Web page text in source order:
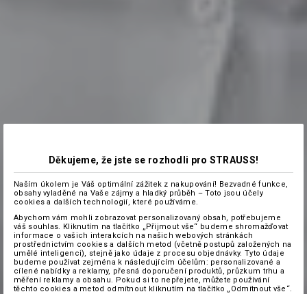
Děkujeme, že jste se rozhodli pro STRAUSS!
Naším úkolem je Váš optimální zážitek z nakupování! Bezvadné funkce,
obsahy vyladěné na Vaše zájmy a hladký průběh – Toto jsou účely
cookies a dalších technologií, které používáme.
Abychom vám mohli zobrazovat personalizovaný obsah, potřebujeme
váš souhlas. Kliknutím na tlačítko „Přijmout vše“ budeme shromažďovat
informace o vašich interakcích na našich webových stránkách
prostřednictvím cookies a dalších metod (včetně postupů založených na
umělé inteligenci), stejně jako údaje z procesu objednávky. Tyto údaje
budeme používat zejména k následujícím účelům: personalizované a
cílené nabídky a reklamy, přesná doporučení produktů, průzkum trhu a
měření reklamy a obsahu. Pokud si to nepřejete, můžete používání
těchto cookies a metod odmítnout kliknutím na tlačítko „Odmítnout vše“.